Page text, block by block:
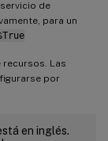
de
para un
recursos. Las
por
en inglés.